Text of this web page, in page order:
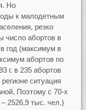
Но
к малодетным
резко
число абортов в
год (максимум в
абортов по
г. в 235 абортов
ситуация
Поэтому с 70-х
– 2526,9 тыс. чел.)